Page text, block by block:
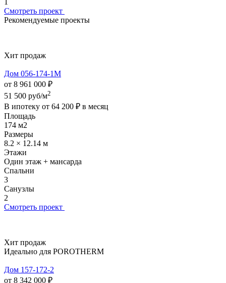
Смотреть проект
Рекомендуемые проекты
Хит продаж
Дом 056-174-1М
от 8 961 000 ₽
51 500 руб/м2
В ипотеку от 64 200 ₽ в месяц
Площадь
174 м2
Размеры
8.2 × 12.14 м
Этажи
Один этаж + мансарда
Спальни
3
Санузлы
2
Смотреть проект
Хит продаж
Идеально для POROTHERM
Дом 157-172-2
от 8 342 000 ₽